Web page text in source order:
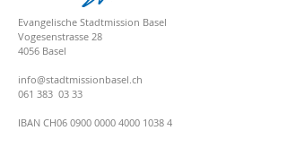
Evangelische Stadtmission Basel
Vogesenstrasse 28
4056 Basel
info@stadtmissionbasel.ch
061 383 03 33
IBAN CH06 0900 0000 4000 1038 4